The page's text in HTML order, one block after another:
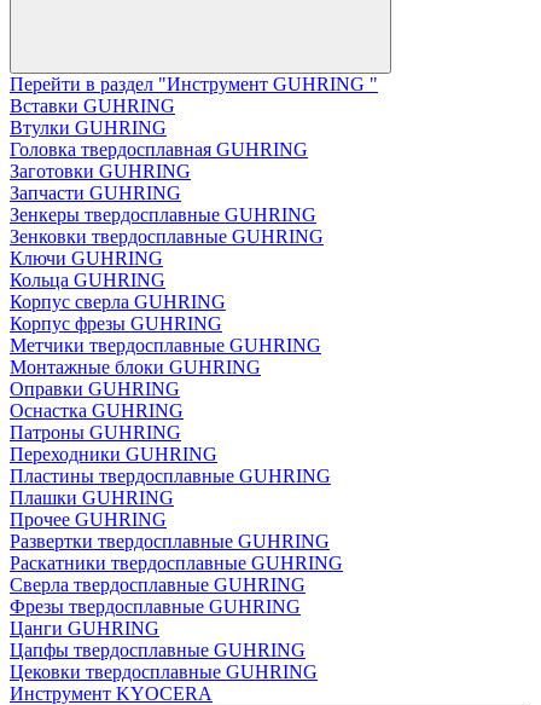
Перейти в раздел "Инструмент GUHRING "
Вставки GUHRING
Втулки GUHRING
Головка твердосплавная GUHRING
Заготовки GUHRING
Запчасти GUHRING
Зенкеры твердосплавные GUHRING
Зенковки твердосплавные GUHRING
Ключи GUHRING
Кольца GUHRING
Корпус сверла GUHRING
Корпус фрезы GUHRING
Метчики твердосплавные GUHRING
Монтажные блоки GUHRING
Оправки GUHRING
Оснастка GUHRING
Патроны GUHRING
Переходники GUHRING
Пластины твердосплавные GUHRING
Плашки GUHRING
Прочее GUHRING
Развертки твердосплавные GUHRING
Раскатники твердосплавные GUHRING
Сверла твердосплавные GUHRING
Фрезы твердосплавные GUHRING
Цанги GUHRING
Цапфы твердосплавные GUHRING
Цековки твердосплавные GUHRING
Инструмент KYOCERA